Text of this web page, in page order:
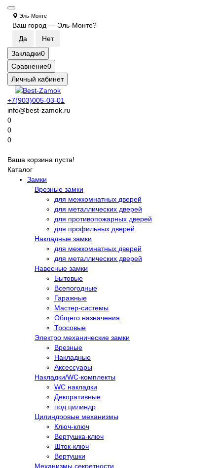
Эль-Монте
Ваш город — Эль-Монте?
Закладки0
Сравнение0
Личный кабинет
+7(903)005-03-01
info@best-zamok.ru
0
0
0
Ваша корзина пуста!
Каталог
Замки
Врезные замки
для межкомнатных дверей
для металлических дверей
для противопожарных дверей
для профильных дверей
Накладные замки
для межкомнатных дверей
для металлических дверей
Навесные замки
Бытовые
Всепогодные
Гаражные
Мастер-системы
Общего назначения
Тросовые
Электро механические замки
Врезные
Накладные
Аксессуары
Накладки/WC-комплекты
WC накладки
Декоративные
под цилиндр
Цилиндровые механизмы
Ключ-ключ
Вертушка-ключ
Шток-ключ
Вертушки
Механизмы секретности